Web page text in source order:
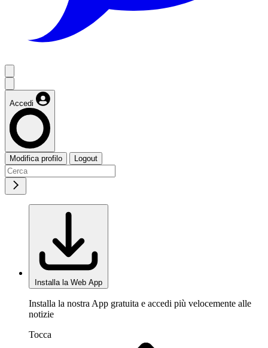
Accedi
Modifica profilo Logout
Installa la Web App
Installa la nostra App gratuita e accedi più velocemente alle
notizie
Tocca